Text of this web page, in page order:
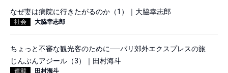
なぜ妻は病院に行きたがるのか（1）｜大脇幸志郎
社会 大脇幸志郎
ちょっと不審な観光客のために──パリ郊外エクスプレスの旅
じんぶんアジール（3）｜田村海斗
連載 田村海斗